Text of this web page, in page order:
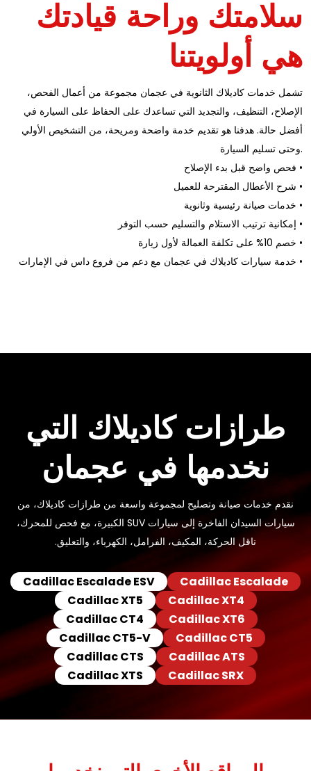
سلامتك وراحة قيادتك
هي أولويتنا
تشمل خدمات كاديلاك الثانوية في عجمان مجموعة من أعمال الفحص،
الإصلاح، التنظيف، والتجديد التي تساعدك على الحفاظ على السيارة في
أفضل حالة. هدفنا هو تقديم خدمة واضحة ومريحة، من التشخيص الأولي
وحتى تسليم السيارة.
فحص واضح قبل بدء الإصلاح •
شرح الأعطال المقترحة للعميل •
خدمات صيانة رئيسية وثانوية •
إمكانية ترتيب الاستلام والتسليم حسب التوفر •
خصم 10% على تكلفة العمالة لأول زيارة •
خدمة سيارات كاديلاك في عجمان مع دعم من فروع داس في الإمارات •
طرازات كاديلاك التي
نخدمها في عجمان
نقدم خدمات صيانة وتصليح لمجموعة واسعة من طرازات كاديلاك، من
سيارات السيدان الفاخرة إلى سيارات SUV الكبيرة، مع فحص للمحرك،
ناقل الحركة، المكيف، الفرامل، الكهرباء، والتعليق.
Cadillac Escalade
Cadillac Escalade ESV
Cadillac XT4
Cadillac XT5
Cadillac XT6
Cadillac CT4
Cadillac CT5
Cadillac CT5-V
Cadillac ATS
Cadillac CTS
Cadillac SRX
Cadillac XTS
المواقع الأخرى التي نخدمها